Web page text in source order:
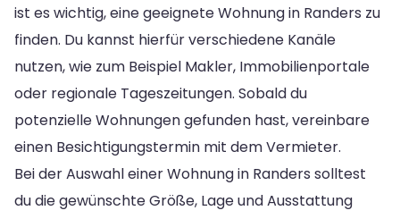
ist es wichtig, eine geeignete Wohnung in Randers zu
finden. Du kannst hierfür verschiedene Kanäle
nutzen, wie zum Beispiel Makler, Immobilienportale
oder regionale Tageszeitungen. Sobald du
potenzielle Wohnungen gefunden hast, vereinbare
einen Besichtigungstermin mit dem Vermieter.
Bei der Auswahl einer Wohnung in Randers solltest
du die gewünschte Größe, Lage und Ausstattung